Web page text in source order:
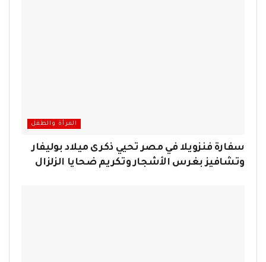
المرأة والطفل
سفارة فنزويلا في مصر تحيي ذكرى ميلاد بوليفار
وتشافيز بغرس الأشجار وتكريم ضحايا الزلزال